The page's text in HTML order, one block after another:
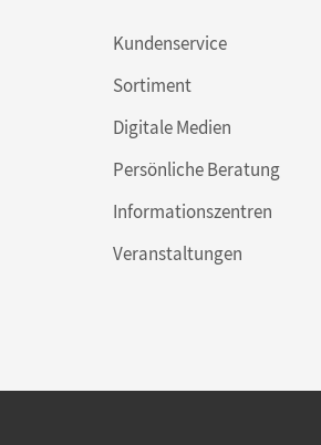
Kundenservice
Sortiment
Digitale Medien
Persönliche Beratung
Informationszentren
Veranstaltungen